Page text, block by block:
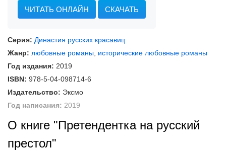
ЧИТАТЬ ОНЛАЙН СКАЧАТЬ
Серия: Династия русских красавиц
Жанр: любовные романы исторические любовные романы
Год издания: 2019
ISBN: 978-5-04-098714-6
Издательство: Эксмо
Год написания: 2019
О книге "Претендентка на русский
престол"